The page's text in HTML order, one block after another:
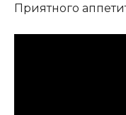
Приятного